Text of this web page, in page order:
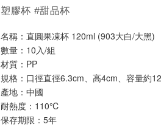
塑膠杯 #甜品杯
名稱：直圓果凍杯 120ml (903大白/大黑)
數量：10入/組
材質：PP
規格：口徑直徑6.3cm、高4cm、容量約
產地：中國
耐熱度：110℃
保存期限：5年